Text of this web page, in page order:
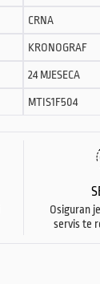
CRNA
KRONOGRAF
24 MJESECA
MTIS1F504
Osiguran
servis te